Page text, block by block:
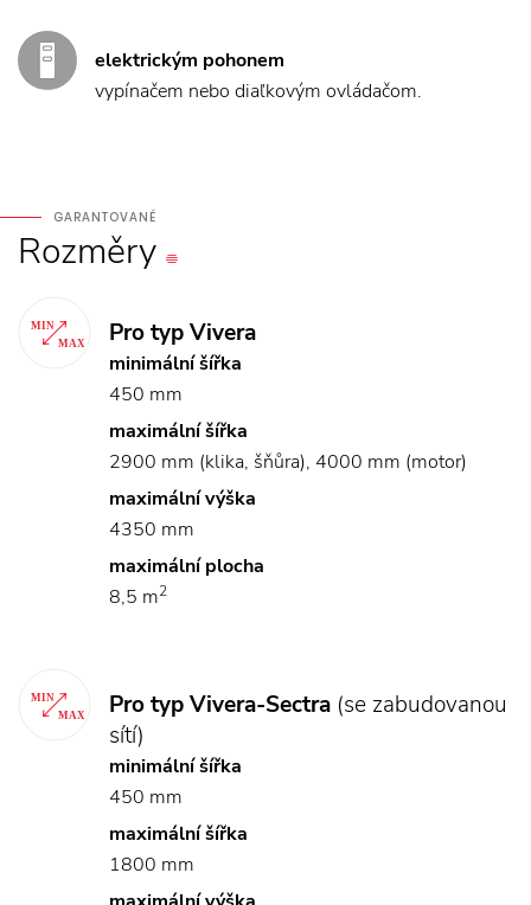
elektrickým pohonem
vypínačem nebo diaľkovým ovládačom.
GARANTOVANÉ
Rozměry
Pro typ Vivera
minimální šířka
450 mm
maximální šířka
2900 mm (klika, šňůra), 4000 mm (motor)
maximální výška
4350 mm
maximální plocha
8,5 m2
Pro typ Vivera-Sectra (se zabudovanou
sítí)
minimální šířka
450 mm
maximální šířka
1800 mm